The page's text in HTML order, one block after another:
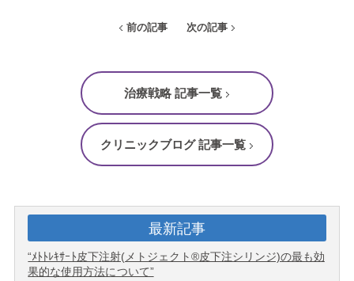
前の記事 次の記事
治療戦略 記事一覧
クリニックブログ 記事一覧
最新記事
“ﾒﾄﾄﾚｷｻｰﾄ皮下注射(メトジェクト®皮下注シリンジ)の最も効
果的な使用方法について”